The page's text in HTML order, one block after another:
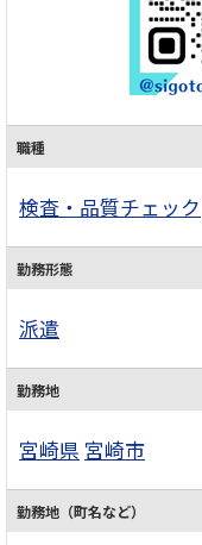
職種
検査・品質チェック
勤務形態
派遣
勤務地
宮崎県 宮崎市
勤務地（町名など）